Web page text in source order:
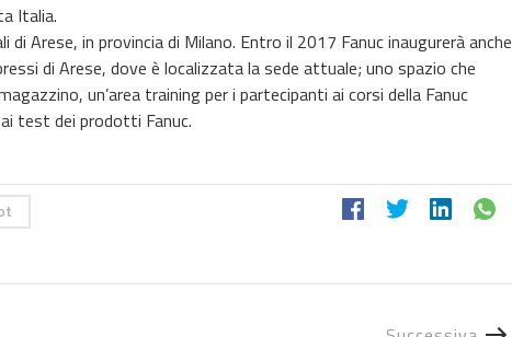
Italia.
Arese, in provincia di Milano. Entro il 2017 Fanuc inaugurerà anche
di Arese, dove è localizzata la sede attuale; uno spazio che
un’area training per i partecipanti ai corsi della Fanuc
test dei prodotti Fanuc.